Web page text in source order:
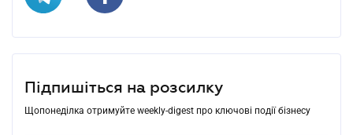
Підпишіться на розсилку
Щопонеділка отримуйте weekly-digest про ключові події бізнесу